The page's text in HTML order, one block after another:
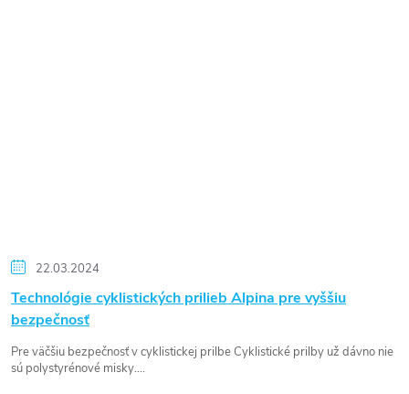
22.03.2024
Technológie cyklistických prilieb Alpina pre vyššiu
bezpečnosť
Pre väčšiu bezpečnosť v cyklistickej prilbe Cyklistické prilby už dávno nie
sú polystyrénové misky....